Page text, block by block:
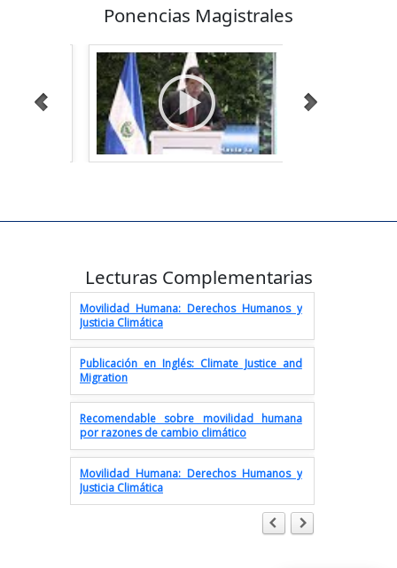
Ponencias Magistrales
Lecturas Complementarias
por razones de cambio climático
Movilidad Humana: Derechos Humanos y
Justicia Climática
Publicación en Inglés: Climate Justice and
Migration
Recomendable sobre movilidad humana
por razones de cambio climático
Movilidad Humana: Derechos Humanos y
Justicia Climática
Publicación en Inglés: Climate Justice and